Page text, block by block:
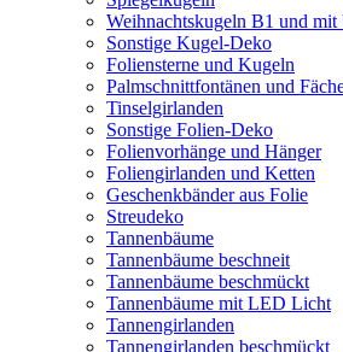
Weihnachtskugeln B1 und
Sonstige Kugel-Deko
Foliensterne und Kugeln
Palmschnittfontänen und
Tinselgirlanden
Sonstige Folien-Deko
Folienvorhänge und Hänger
Foliengirlanden und Ketten
Geschenkbänder aus Folie
Streudeko
Tannenbäume
Tannenbäume beschneit
Tannenbäume beschmückt
Tannenbäume mit LED Licht
Tannengirlanden
Tannengirlanden beschmückt